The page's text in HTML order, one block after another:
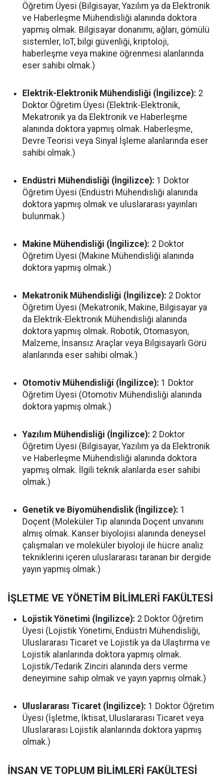
Öğretim Üyesi (Bilgisayar, Yazılım ya da Elektronik
ve Haberleşme Mühendisliği alanında doktora
yapmış olmak. Bilgisayar donanımı, ağları, gömülü
sistemler, IoT, bilgi güvenliği, kriptoloji,
haberleşme veya makine öğrenmesi alanlarında
eser sahibi olmak.)
Elektrik-Elektronik Mühendisliği (İngilizce): 2
Doktor Öğretim Üyesi (Elektrik-Elektronik,
Mekatronik ya da Elektronik ve Haberleşme
alanında doktora yapmış olmak. Haberleşme,
Devre Teorisi veya Sinyal İşleme alanlarında eser
sahibi olmak.)
Endüstri Mühendisliği (İngilizce): 1 Doktor
Öğretim Üyesi (Endüstri Mühendisliği alanında
doktora yapmış olmak ve uluslararası yayınları
bulunmak.)
Makine Mühendisliği (İngilizce): 2 Doktor
Öğretim Üyesi (Makine Mühendisliği alanında
doktora yapmış olmak.)
Mekatronik Mühendisliği (İngilizce): 2 Doktor
Öğretim Üyesi (Mekatronik, Makine, Bilgisayar ya
da Elektrik-Elektronik Mühendisliği alanında
doktora yapmış olmak. Robotik, Otomasyon,
Malzeme, İnsansız Araçlar veya Bilgisayarlı Görü
alanlarında eser sahibi olmak.)
Otomotiv Mühendisliği (İngilizce): 1 Doktor
Öğretim Üyesi (Otomotiv Mühendisliği alanında
doktora yapmış olmak.)
Yazılım Mühendisliği (İngilizce): 2 Doktor
Öğretim Üyesi (Bilgisayar, Yazılım ya da Elektronik
ve Haberleşme Mühendisliği alanında doktora
yapmış olmak. İlgili teknik alanlarda eser sahibi
olmak.)
Genetik ve Biyomühendislik (İngilizce): 1
Doçent (Moleküler Tıp alanında Doçent unvanını
almış olmak. Kanser biyolojisi alanında deneysel
çalışmaları ve moleküler biyoloji ile hücre analiz
tekniklerini içeren uluslararası taranan bir dergide
yayın yapmış olmak.)
İŞLETME VE YÖNETİM BİLİMLERİ FAKÜLTESİ
Lojistik Yönetimi (İngilizce): 2 Doktor Öğretim
Üyesi (Lojistik Yönetimi, Endüstri Mühendisliği,
Uluslararası Ticaret ve Lojistik ya da Ulaştırma ve
Lojistik alanlarında doktora yapmış olmak.
Lojistik/Tedarik Zinciri alanında ders verme
deneyimine sahip olmak ve yayın yapmış olmak.)
Uluslararası Ticaret (İngilizce): 1 Doktor Öğretim
Üyesi (İşletme, İktisat, Uluslararası Ticaret veya
Uluslararası Lojistik alanlarında doktora yapmış
olmak.)
İNSAN VE TOPLUM BİLİMLERİ FAKÜLTESİ